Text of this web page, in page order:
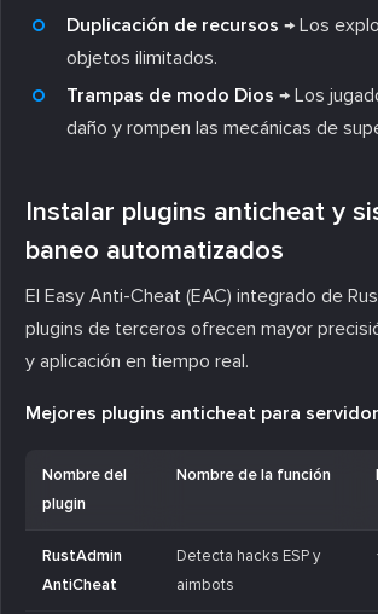
Duplicación de recursos → Los
objetos ilimitados.
Trampas de modo Dios → Los
daño y rompen las mecánicas de
Instalar plugins anticheat y
baneo automatizados
El Easy Anti-Cheat (EAC) integrado de
plugins de terceros ofrecen mayor
y aplicación en tiempo real.
Mejores plugins anticheat para
Nombre del
plugin
Nombre de la función
RustAdmin
AntiCheat
Detecta hacks ESP y
aimbots